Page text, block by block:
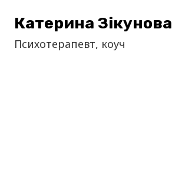
Катерина Зікунова
Психотерапевт, коуч